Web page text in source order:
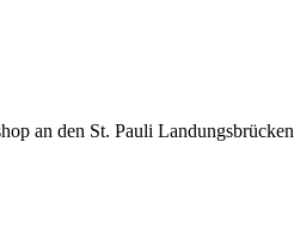
an den St. Pauli Landungsbrücken